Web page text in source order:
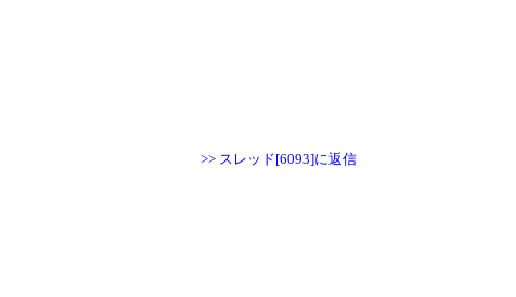
>> スレッド[6093]に返信